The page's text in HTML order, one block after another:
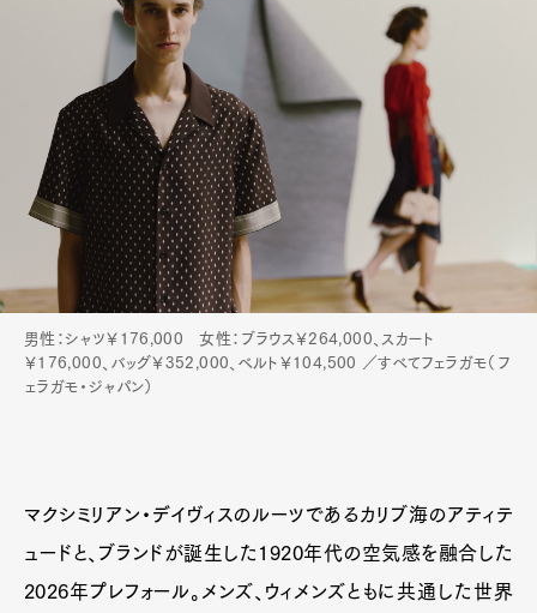
男性：シャツ￥176,000 女性：ブラウス￥264,000、スカート
￥176,000、バッグ￥352,000、ベルト￥104,500 ／すべてフェラガモ（フ
ェラガモ・ジャパン）
マクシミリアン・デイヴィスのルーツであるカリブ海のアティテ
ュードと、ブランドが誕生した1920年代の空気感を融合した
2026年プレフォール。メンズ、ウィメンズともに共通した世界